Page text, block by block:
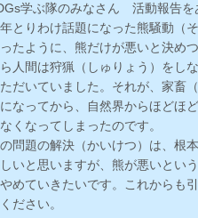
学ぶ隊のみなさん 活動報告を
とりわけ話題になった熊騒動（
たように、熊だけが悪いと決め
人間は狩猟（しゅりょう）をし
だいていました。それが、家畜
なってから、自然界からほどほ
くなってしまったのです。
問題の解決（かいけつ）は、根
いと思いますが、熊が悪いとい
めていきたいです。これからも
ださい。